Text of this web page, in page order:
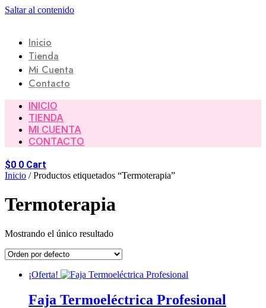
Saltar al contenido
Inicio
Tienda
Mi Cuenta
Contacto
INICIO
TIENDA
MI CUENTA
CONTACTO
$0 0 Cart
Inicio / Productos etiquetados “Termoterapia”
Termoterapia
Mostrando el único resultado
¡Oferta!
Faja Termoeléctrica Profesional